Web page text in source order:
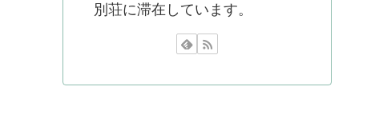
別荘に滞在しています。